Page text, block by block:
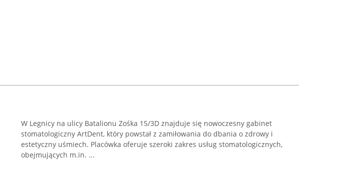
W Legnicy na ulicy Batalionu Zośka 15/3D znajduje się nowoczesny gabinet
stomatologiczny ArtDent, który powstał z zamiłowania do dbania o zdrowy i
estetyczny uśmiech. Placówka oferuje szeroki zakres usług stomatologicznych,
obejmujących m.in. ...